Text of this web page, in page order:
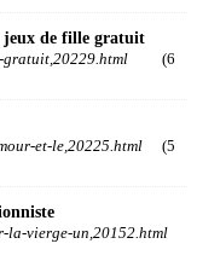
jeux de fille gratuit
gratuit,20229.html (6
et-le,20225.html (5
la-vierge-un,20152.html